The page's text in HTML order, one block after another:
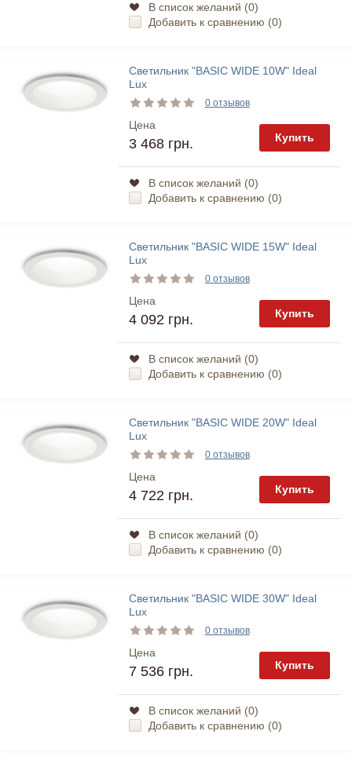
В список желаний (0)
Добавить к сравнению (0)
Светильник "BASIC WIDE 10W" Ideal
Lux
0 отзывов
Цена
3 468 грн. Купить
В список желаний (0)
Добавить к сравнению (0)
Светильник "BASIC WIDE 15W" Ideal
Lux
0 отзывов
Цена
4 092 грн. Купить
В список желаний (0)
Добавить к сравнению (0)
Светильник "BASIC WIDE 20W" Ideal
Lux
0 отзывов
Цена
4 722 грн. Купить
В список желаний (0)
Добавить к сравнению (0)
Светильник "BASIC WIDE 30W" Ideal
Lux
0 отзывов
Цена
7 536 грн. Купить
В список желаний (0)
Добавить к сравнению (0)